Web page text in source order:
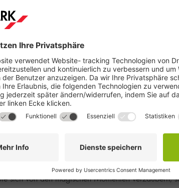
Sie ein in eine Welt voller
faszinierender
spritziger Comedy oder
sich von den magischen Momenten